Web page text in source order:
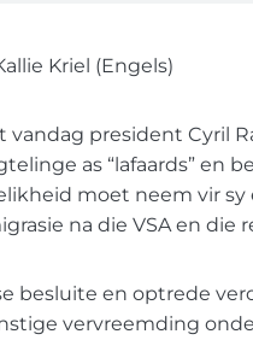
Kriel (Engels)
vandag president Cyril
as “lafaards” en
moet neem vir sy
na die VSA en die
besluite en optrede
vervreemding